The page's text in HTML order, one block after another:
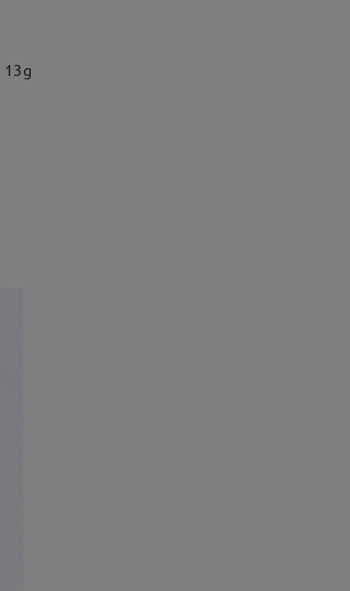
13g